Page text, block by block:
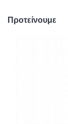
Προτείνουμε